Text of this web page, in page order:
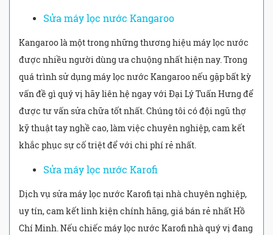
Sửa máy lọc nước Kangaroo
Kangaroo là một trong những thương hiệu máy lọc nước
được nhiều người dùng ưa chuộng nhất hiện nay. Trong
quá trình sử dụng máy lọc nước Kangaroo nếu gặp bất kỳ
vấn đề gì quý vị hãy liên hệ ngay với Đại Lý Tuấn Hưng để
được tư vấn sửa chữa tốt nhất. Chúng tôi có đội ngũ thợ
kỹ thuật tay nghề cao, làm việc chuyên nghiệp, cam kết
khắc phục sự cố triệt để với chi phí rẻ nhất.
Sửa máy lọc nước Karofi
Dịch vụ sửa máy lọc nước Karofi tại nhà chuyên nghiệp,
uy tín, cam kết linh kiện chính hãng, giá bán rẻ nhất Hồ
Chí Minh. Nếu chiếc máy lọc nước Karofi nhà quý vị đang